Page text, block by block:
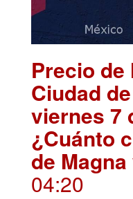
Precio de
Ciudad
viernes 7
¿Cuánto
de
04:20